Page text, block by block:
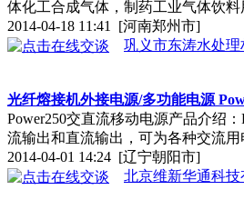
体化工合成气体，制药工业气体饮料
2014-04-18 11:41
[河南郑州市]
巩义市东涛水处
光纤熔接机外接电源/多功能电源
Power250交直流移动电源产品介绍
流输出和直流输出，可为各种交流用
2014-04-01 14:24 [辽宁朝阳市]
北京维新华通科技